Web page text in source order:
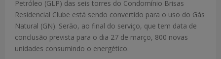
Petróleo (GLP) das seis torres do Condomínio Brisas
Residencial Clube está sendo convertido para o uso do Gás
Natural (GN). Serão, ao final do serviço, que tem data de
conclusão prevista para o dia 27 de março, 800 novas
unidades consumindo o energético.